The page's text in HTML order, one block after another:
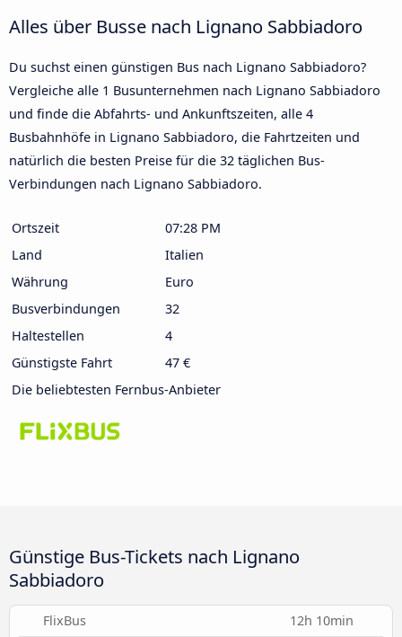
Alles über Busse nach Lignano Sabbiadoro
Du suchst einen günstigen Bus nach Lignano Sabbiadoro?
Vergleiche alle 1 Busunternehmen nach Lignano Sabbiadoro
und finde die Abfahrts- und Ankunftszeiten, alle 4
Busbahnhöfe in Lignano Sabbiadoro, die Fahrtzeiten und
natürlich die besten Preise für die 32 täglichen Bus-
Verbindungen nach Lignano Sabbiadoro.
Ortszeit
07:28 PM
Land
Italien
Währung
Euro
Busverbindungen
32
Haltestellen
4
Günstigste Fahrt
47 €
Die beliebtesten Fernbus-Anbieter
Günstige Bus-Tickets nach Lignano
Sabbiadoro
FlixBus 12h 10min